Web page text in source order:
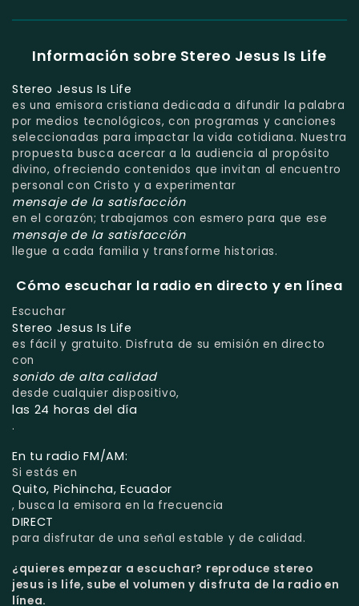
Información sobre Stereo Jesus Is Life
Stereo Jesus Is Life
es una emisora cristiana dedicada a difundir la palabra
por medios tecnológicos, con programas y canciones
seleccionadas para impactar la vida cotidiana. Nuestra
propuesta busca acercar a la audiencia al propósito
divino, ofreciendo contenidos que invitan al encuentro
personal con Cristo y a experimentar
mensaje de la satisfacción
en el corazón; trabajamos con esmero para que ese
mensaje de la satisfacción
llegue a cada familia y transforme historias.
Cómo escuchar la radio en directo y en línea
Escuchar
Stereo Jesus Is Life
es fácil y gratuito. Disfruta de su emisión en directo
con
sonido de alta calidad
desde cualquier dispositivo,
las 24 horas del día
.
En tu radio FM/AM:
Si estás en
Quito, Pichincha, Ecuador
, busca la emisora en la frecuencia
DIRECT
para disfrutar de una señal estable y de calidad.
¿quieres empezar a escuchar? reproduce stereo
jesus is life, sube el volumen y disfruta de la radio en
línea.